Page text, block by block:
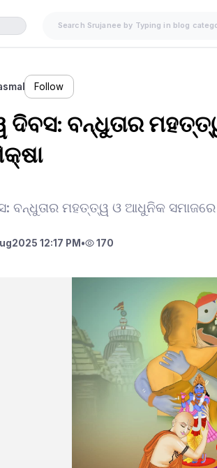
Follow
ଦିବସ: ବନ୍ଧୁତାର
ବନ୍ଧୁତାର ମହତ୍ତ୍ୱ ଓ ଆଧୁନିକ ସମାଜରେ
2025 12:17 PM • 170